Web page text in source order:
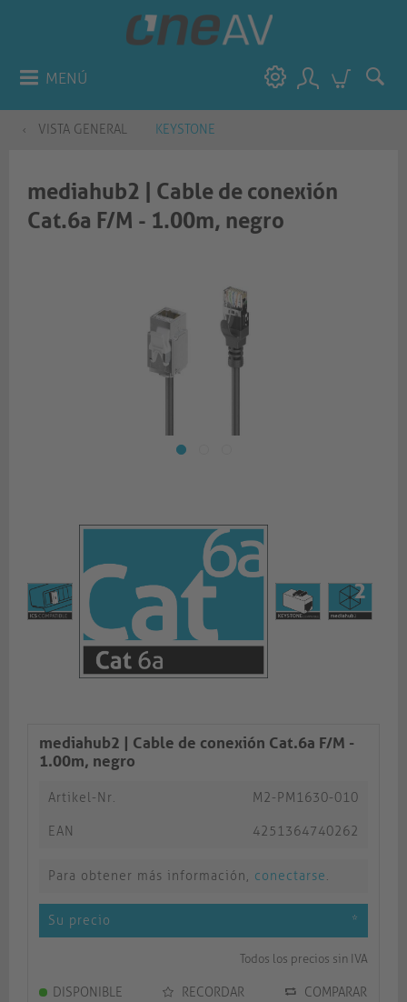
MENÚ
VISTA GENERAL KEYSTONE
mediahub2 | Cable de conexión
Cat.6a F/M - 1.00m, negro
mediahub2 | Cable de conexión Cat.6a F/M -
1.00m, negro
Artikel-Nr. M2-PM1630-010
EAN 4251364740262
Para obtener más información, conectarse.
Su precio *
Todos los precios sin IVA
DISPONIBLE RECORDAR COMPARAR